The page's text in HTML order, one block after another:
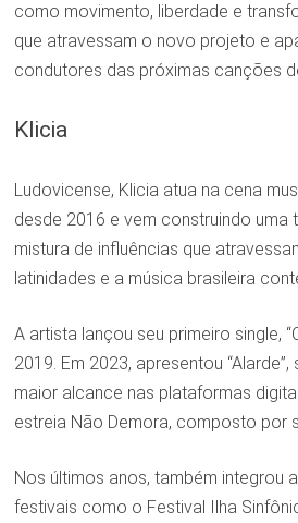
como movimento, liberdade e
que atravessam o novo projeto e
condutores das próximas canções
Klicia
Ludovicense, Klicia atua na cena
desde 2016 e vem construindo uma
mistura de influências que
latinidades e a música brasileira
A artista lançou seu primeiro single,
2019. Em 2023, apresentou
maior alcance nas plataformas
estreia Não Demora, composto por
Nos últimos anos, também integrou
festivais como o Festival Ilha